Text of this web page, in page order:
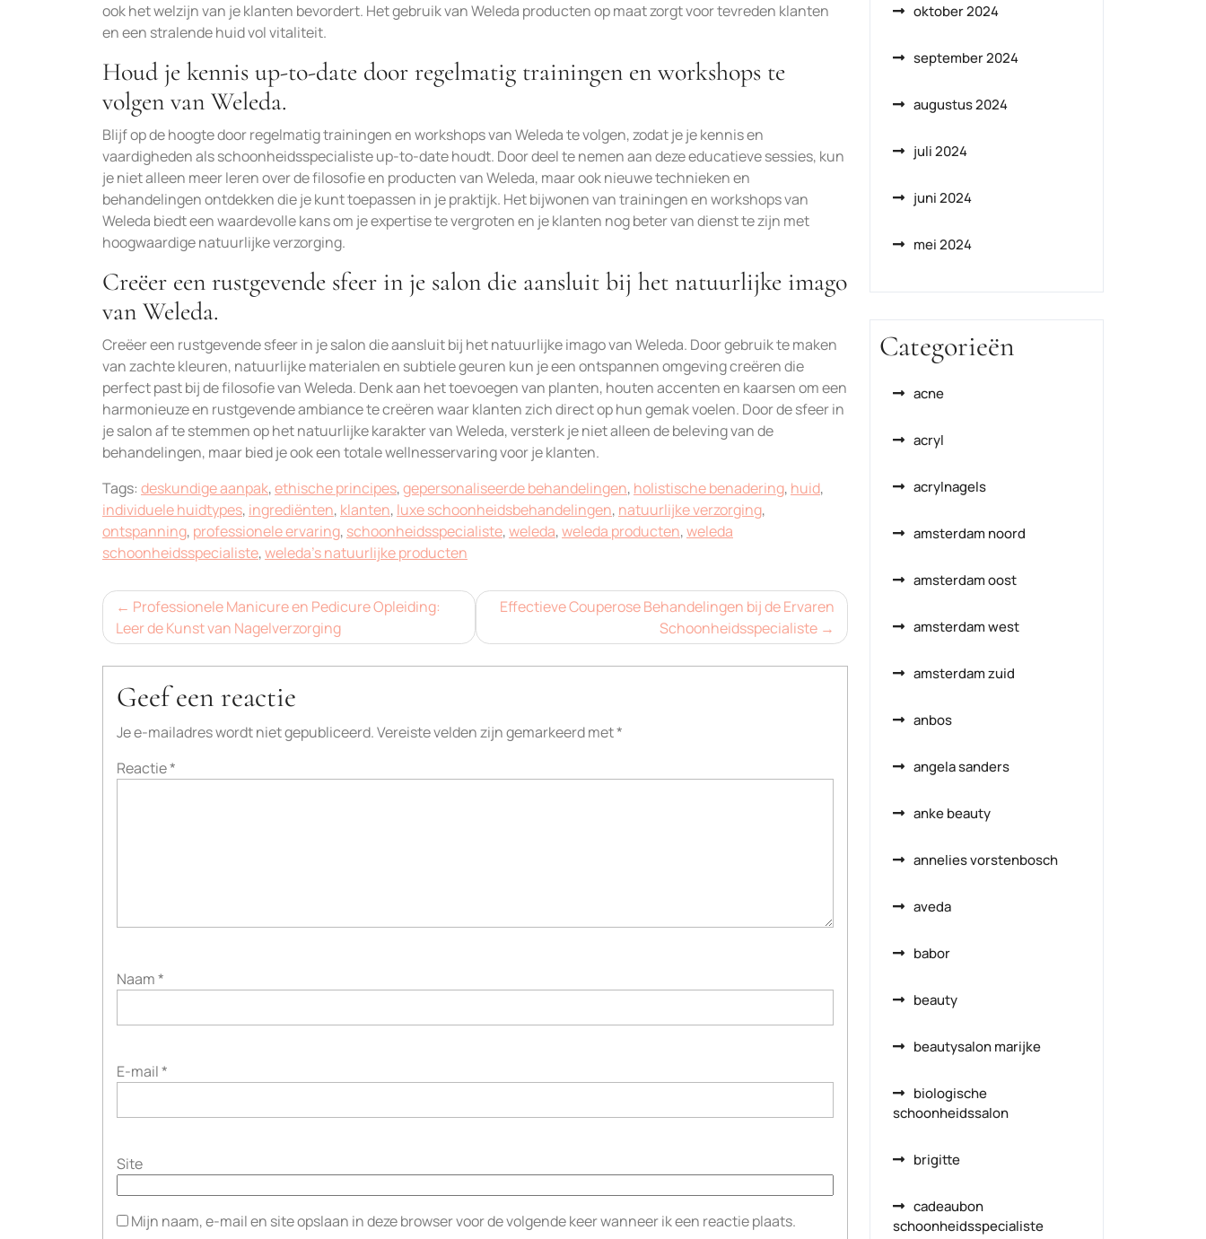
ook het welzijn van je klanten bevordert. Het gebruik van Weleda producten op maat zorgt voor tevreden klanten
en een stralende huid vol vitaliteit.
Houd je kennis up-to-date door regelmatig trainingen en workshops te
volgen van Weleda.
Blijf op de hoogte door regelmatig trainingen en workshops van Weleda te volgen, zodat je je kennis en
vaardigheden als schoonheidsspecialiste up-to-date houdt. Door deel te nemen aan deze educatieve sessies, kun
je niet alleen meer leren over de filosofie en producten van Weleda, maar ook nieuwe technieken en
behandelingen ontdekken die je kunt toepassen in je praktijk. Het bijwonen van trainingen en workshops van
Weleda biedt een waardevolle kans om je expertise te vergroten en je klanten nog beter van dienst te zijn met
hoogwaardige natuurlijke verzorging.
Creëer een rustgevende sfeer in je salon die aansluit bij het natuurlijke imago
van Weleda.
Creëer een rustgevende sfeer in je salon die aansluit bij het natuurlijke imago van Weleda. Door gebruik te maken
van zachte kleuren, natuurlijke materialen en subtiele geuren kun je een ontspannen omgeving creëren die
perfect past bij de filosofie van Weleda. Denk aan het toevoegen van planten, houten accenten en kaarsen om een
harmonieuze en rustgevende ambiance te creëren waar klanten zich direct op hun gemak voelen. Door de sfeer in
je salon af te stemmen op het natuurlijke karakter van Weleda, versterk je niet alleen de beleving van de
behandelingen, maar bied je ook een totale wellnesservaring voor je klanten.
Tags: deskundige aanpak,ethische principes,gepersonaliseerde behandelingen, holistische benadering, huid,
individuele huidtypes, ingrediënten, klanten, luxe schoonheidsbehandelingen, natuurlijke verzorging,
ontspanning, professionele ervaring, schoonheidsspecialiste,weleda,weleda producten,weleda
schoonheidsspecialiste,weleda's natuurlijke producten
Bericht
navigatie
Professionele Manicure en Pedicure Opleiding:
Leer de Kunst van Nagelverzorging
Effectieve Couperose Behandelingen bij de Ervaren
Schoonheidsspecialiste
Geef een reactie
Je e-mailadres wordt niet gepubliceerd.Vereiste velden zijn gemarkeerd met*
Reactie*
Naam*
E-mail*
Site
Mijn naam, e-mail en site opslaan in deze browser voor de volgende keer wanneer ik een reactie plaats.
oktober 2024
september 2024
augustus 2024
juli 2024
juni 2024
mei 2024
Categorieën
acne
acryl
acrylnagels
amsterdam noord
amsterdam oost
amsterdam west
amsterdam zuid
anbos
angela sanders
anke beauty
annelies vorstenbosch
aveda
babor
beauty
beautysalon marijke
biologische
schoonheidssalon
brigitte
cadeaubon
schoonheidsspecialiste